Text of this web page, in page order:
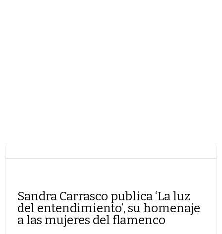
Sandra Carrasco publica ‘La luz
del entendimiento’, su homenaje
a las mujeres del flamenco